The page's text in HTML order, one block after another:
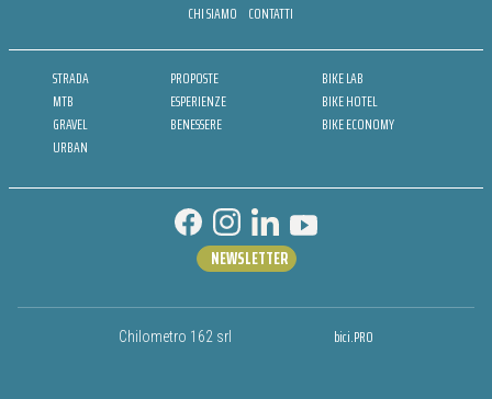
CHI SIAMO CONTATTI
STRADA
MTB
GRAVEL
URBAN
PROPOSTE
ESPERIENZE
BENESSERE
BIKE LAB
BIKE HOTEL
BIKE ECONOMY
Chilometro 162 srl bici.PRO
NEWSLETTER